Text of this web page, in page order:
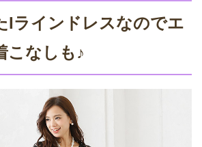
Iラインドレスなのでエ
こなしも♪